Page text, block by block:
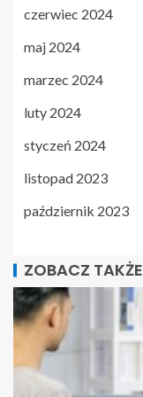
czerwiec 2024
maj 2024
marzec 2024
luty 2024
styczeń 2024
listopad 2023
październik 2023
ZOBACZ TAKŻE